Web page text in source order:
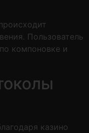
Пользователь
компоновке и
казино